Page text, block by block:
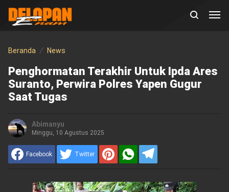
Beranda News
Penghormatan Terakhir Untuk Ipda Ares
Suranto, Perwira Polres Yapen Gugur
Saat Tugas
Abimanyu
Minggu, 10 Agustus 2025
Facebook Twitter